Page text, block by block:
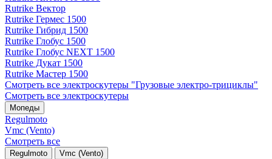
Rutrike Вектор
Rutrike Гермес 1500
Rutrike Гибрид 1500
Rutrike Глобус 1500
Rutrike Глобус NEXT 1500
Rutrike Дукат 1500
Rutrike Мастер 1500
Смотреть все электро­скутеры "Грузовые электро‑трициклы"
Смотреть все электро­скутеры
Мопеды
Regulmoto
Vmc (Vento)
Смотреть все
Regulmoto Vmc (Vento)